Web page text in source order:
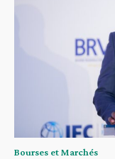
Bourses et Marchés